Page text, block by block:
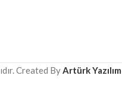
Created ByArtürk Yazılım